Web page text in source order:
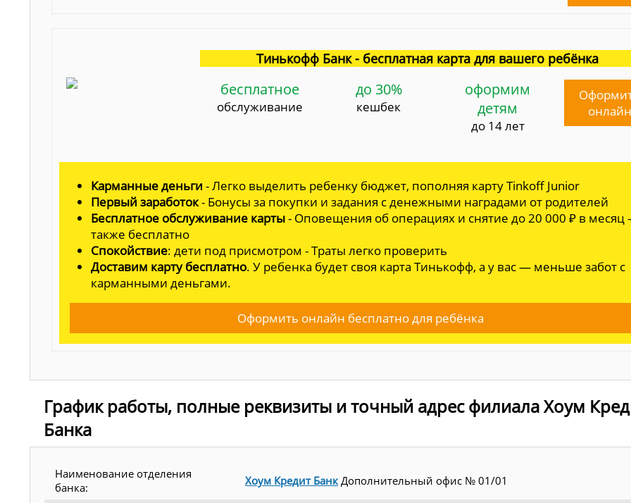
Тинькофф Банк - бесплатная карта для вашего ребёнка
бесплатное
обслуживание
до 30%
кешбек
оформим
детям
до 14 лет
онлайн
Карманные деньги - Легко выделить ребенку бюджет, пополняя карту Tinkoff Junior
Первый заработок- Бонусы за покупки и задания с денежными наградами от родителей
Бесплатное обслуживание карты- Оповещения об операциях и снятие до 20 000 ₽ в
также бесплатно
Спокойствие: дети под присмотром - Траты легко проверить
Доставим карту бесплатно. У ребенка будет своя карта Тинькофф, а у вас — меньше забот с
карманными деньгами.
Оформить онлайн бесплатно для ребёнка
График работы, полные реквизиты и точный адрес филиала Хоум
Банка
Наименование отделения
банка:
Хоум Кредит Банк Дополнительный офис № 01/01